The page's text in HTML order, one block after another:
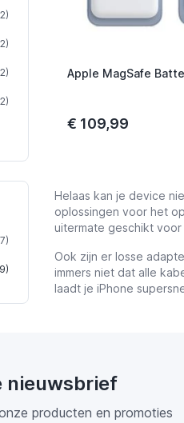
product
product
product
product
product
product
Apple MagSafe
€ 109,99
Helaas kan je device
oplossingen voor het
uitermate geschikt voor
Ook zijn er losse
immers niet dat alle
laadt je iPhone
nieuwsbrief
producten en promoties